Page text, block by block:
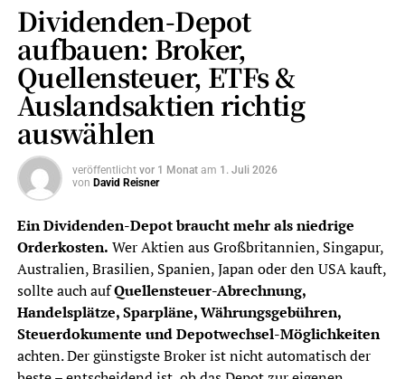
Dividenden-Depot
aufbauen: Broker,
Quellensteuer, ETFs &
Auslandsaktien richtig
auswählen
veröffentlicht vor 1 Monat am 1. Juli 2026
von David Reisner
Ein Dividenden-Depot braucht mehr als niedrige
Orderkosten. Wer Aktien aus Großbritannien, Singapur,
Australien, Brasilien, Spanien, Japan oder den USA kauft,
sollte auch aufQuellensteuer-Abrechnung,
Handelsplätze, Sparpläne, Währungsgebühren,
Steuerdokumente und Depotwechsel-Möglichkeiten
achten. Der günstigste Broker ist nicht automatisch der